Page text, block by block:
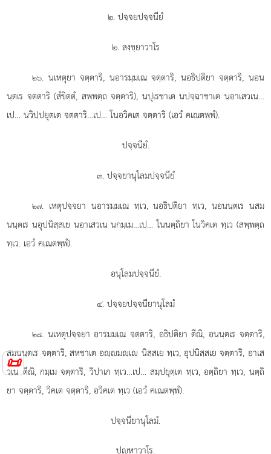
📜
๒. ปจฺจยปจฺจนียํ
๒. สงฺขฺยาวาโร
๒๖. นเหตุยาจตฺตาริ, นอารมฺมเณ จตฺตาริ, นอธิปติยา จตฺตาริ, นอน
นฺตเร จตฺตาริ (สํขิตฺตํ, สพฺพตฺถ จตฺตาริ), นปุเรชาเต นปจฺฉาชาเต นอาเสวเน…
เป… นวิปฺปยุตฺเต จตฺตาริ…เป… โนอวิคเต จตฺตาริ (เอวํ คเณตพฺพํ).
ปจฺจนียํ.
๓. ปจฺจยานุโลมปจฺจนียํ
๒๗. เหตุปจฺจยา นอารมฺมเณ ทฺเว, นอธิปติยา ทฺเว, นอนนฺตเร นสม
นนฺตเร นอุปนิสฺสเย นอาเสวเน นกมฺเม…เป… โนนตฺถิยา โนวิคเต ทฺเว (สพฺพตฺถ
ทฺเว. เอวํ คเณตพฺพํ).
อนุโลมปจฺจนียํ.
๔. ปจฺจยปจฺจนียานุโลมํ
๒๘. นเหตุปจฺจยา อารมฺมเณ จตฺตาริ, อธิปติยา ตีณิ, อนนฺตเร จตฺตาริ,
สมนนฺตเร จตฺตาริ, สหชาเต อฺมฺเ นิสฺสเย ทฺเว, อุปนิสฺสเย จตฺตาริ, อาเส
วเน ตีณิ, กมฺเม จตฺตาริ, วิปาเก ทฺเว…เป… สมฺปยุตฺเต ทฺเว, อตฺถิยา ทฺเว, นตฺถิ
ยา จตฺตาริ, วิคเต จตฺตาริ, อวิคเต ทฺเว (เอวํ คเณตพฺพํ).
ปจฺจนียานุโลมํ.
ปฺหาวาโร.